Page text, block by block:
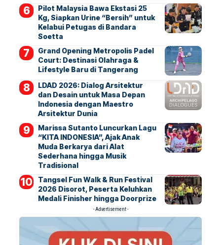
Pilot Malaysia Bawa Ekstasi 25
Kg, Siapkan Urine “Bersih” untuk
Kelabui Petugas di Bandara
Soetta
Grand Opening Metropolis Padel
Court: Destinasi Olahraga &
Lifestyle Baru di Tangerang
LDAD 2026: Dialog Arsitektur
dan Desain untuk Masa Depan
Indonesia dengan Maestro
Arsitektur Dunia
Marissa Sutanto Luncurkan Lagu
“KITA INDONESIA”, Ajak Anak
Muda Berkarya dari Alat
Sederhana hingga Musik
Tradisional
Tangsel Fun Walk & Run Festival
2026 Disorot, Peserta Keluhkan
Medali Finisher hingga Doorprize
- Advertisement -